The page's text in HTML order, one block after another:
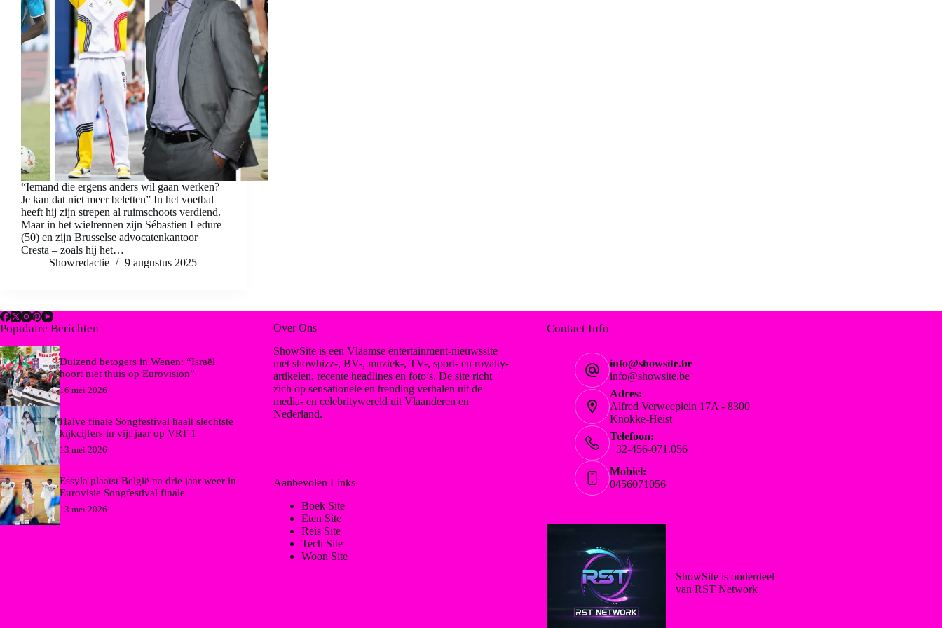
“Iemand die ergens anders wil gaan werken?
Je kan dat niet meer beletten” In het voetbal
heeft hij zijn strepen al ruimschoots verdiend.
Maar in het wielrennen zijn Sébastien Ledure
(50) en zijn Brusselse advocatenkantoor
Cresta – zoals hij het…
Showredactie
9 augustus 2025
Populaire Berichten
Duizend betogers in Wenen: “Israël
hoort niet thuis op Eurovision”
16 mei 2026
Halve finale Songfestival haalt slechtste
kijkcijfers in vijf jaar op VRT 1
13 mei 2026
Essyla plaatst België na drie jaar weer in
Eurovisie Songfestival finale
13 mei 2026
Over Ons
ShowSite is een Vlaamse entertainment-nieuwssite
met showbizz-, BV-, muziek-, TV-, sport- en royalty-
artikelen, recente headlines en foto’s. De site richt
zich op sensationele en trending verhalen uit de
media- en celebritywereld uit Vlaanderen en
Nederland.
Aanbevolen Links
Boek Site
Eten Site
Reis Site
Tech Site
Woon Site
Contact Info
info@showsite.be
info@showsite.be
Adres:
Alfred Verweeplein 17A - 8300
Knokke-Heist
Telefoon:
+32-456-071.056
Mobiel:
0456071056
ShowSite is onderdeel
van RST Network